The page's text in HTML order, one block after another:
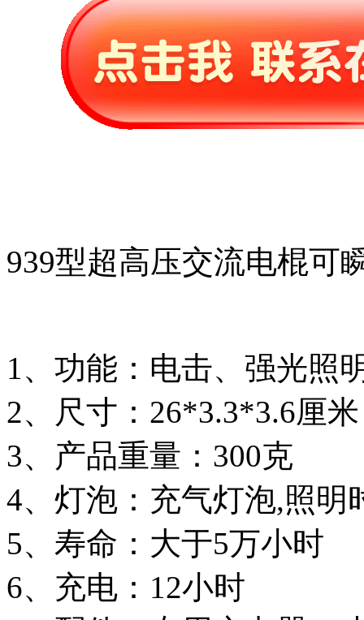
939型超高压交流电棍可
1、功能：电击、强光照
2、尺寸：26*3.3*3.6厘米
3、产品重量：300克
4、灯泡：充气灯泡,照明
5、寿命：大于5万小时
6、充电：12小时